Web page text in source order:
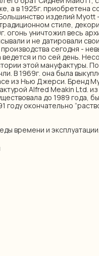
а в 1925г. приобретена
изделий Myott
стиле,
огонь уничтожил весь
и не датировали
сегодня -
и по сей день.
этой мануфактуры.
В 1969г. она была
из Нью Джерси. Бренд
Alfred Meakin Ltd.
до 1989 года,
окончательно
времени и эксплуатации.